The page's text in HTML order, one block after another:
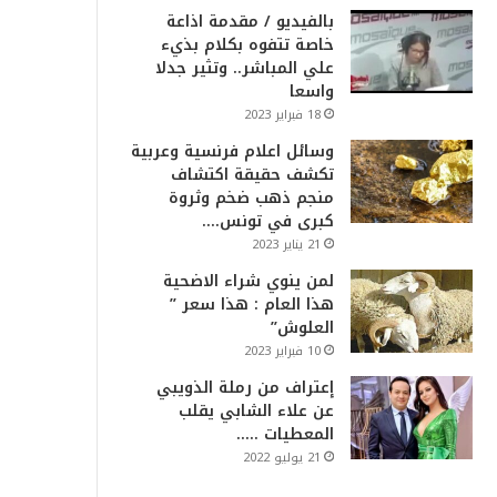
بالفيديو / مقدمة اذاعة
خاصة تتفوه بكلام بذيء
علي المباشر.. وتثير جدلا
واسعا
18 فبراير 2023
وسائل اعلام فرنسية وعربية
تكشف حقيقة اكتشاف
منجم ذهب ضخم وثروة
كبرى في تونس….
21 يناير 2023
لمن ينوي شراء الاضحية
هذا العام : هذا سعر ”
العلوش”
10 فبراير 2023
إعتراف من رملة الذويبي
عن علاء الشابي يقلب
المعطيات …..
21 يوليو 2022